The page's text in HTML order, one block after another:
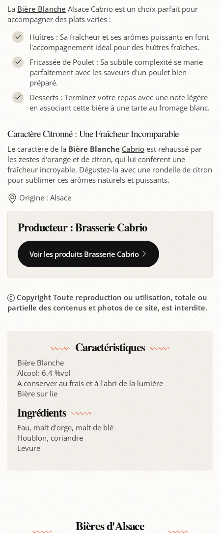
La Bière Blanche Alsace Cabrio est un choix parfait pour
accompagner des plats variés :
Huîtres : Sa fraîcheur et ses arômes puissants en font
l'accompagnement idéal pour des huîtres fraîches.
Fricassée de Poulet : Sa subtile complexité se marie
parfaitement avec les saveurs d'un poulet bien
préparé.
Desserts : Terminez votre repas avec une note légère
en associant cette bière à une tarte au fromage blanc.
Caractère Citronné : Une Fraîcheur Incomparable
Le caractère de la Bière Blanche Cabrio est rehaussé par
les zestes d'orange et de citron, qui lui confèrent une
fraîcheur incroyable. Dégustez-la avec une rondelle de citron
pour sublimer ces arômes naturels et puissants.
Origine : Alsace
Producteur :Brasserie Cabrio
Voir les produits Brasserie Cabrio
Copyright Toute reproduction ou utilisation, totale ou
partielle des contenus et photos de ce site, est interdite.
Caractéristiques
Bière Blanche
Alcool: 6.4 %vol
A conserver au frais et à l'abri de la lumière
Bière sur lie
Ingrédients
Eau, malt d'orge, malt de blé
Houblon, coriandre
Levure
Bières d'Alsace